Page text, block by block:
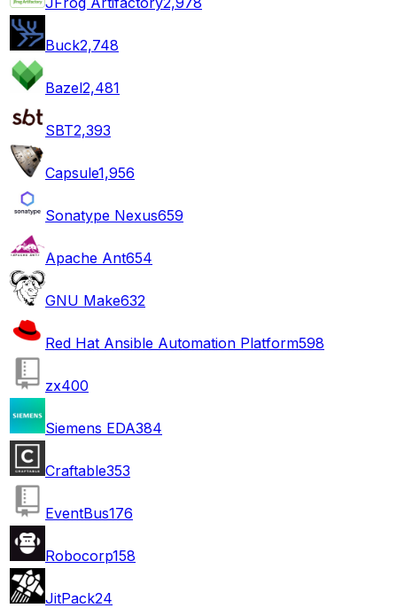
Buck2,748
Bazel2,481
SBT2,393
Capsule1,956
Sonatype Nexus659
Apache Ant654
GNU Make632
Red Hat Ansible Automation Platform598
zx400
Siemens EDA384
Craftable353
EventBus176
Robocorp158
JitPack24